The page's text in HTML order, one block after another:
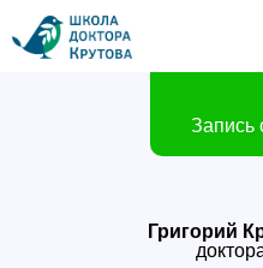
Запись
Григорий